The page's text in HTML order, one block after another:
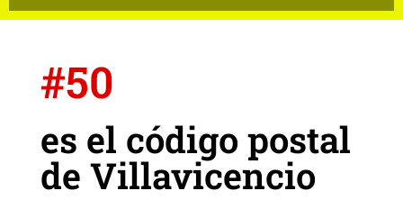
#50
es el código postal
de Villavicencio